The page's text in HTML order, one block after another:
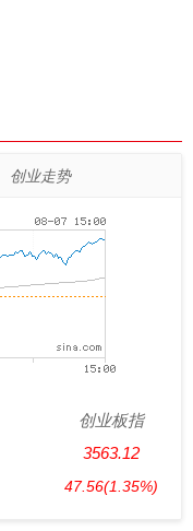
创业走势
创业板指
3563.12
47.56(1.35%)